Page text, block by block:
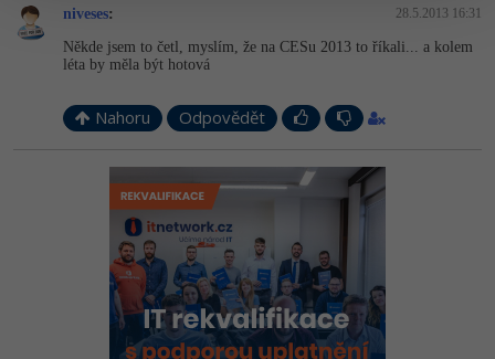
niveses: 28.5.2013 16:31
Někde jsem to četl, myslím, že na CESu 2013 to říkali... a kolem
léta by měla být hotová
Nahoru Odpovědět